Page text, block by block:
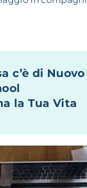
c’è di
la Tua Vita